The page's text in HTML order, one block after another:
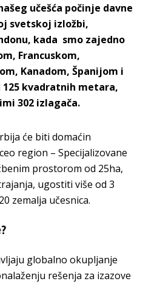
učešća počinje davne
svetskoj izložbi,
kada smo zajedno
Francuskom,
Kanadom, Španijom i
kvadratnih metara,
302 izlagača.
će biti domaćin
region – Specijalizovane
prostorom od 25ha,
ugostiti više od 3
zemalja učesnica.
globalno okupljanje
rešenja za izazove